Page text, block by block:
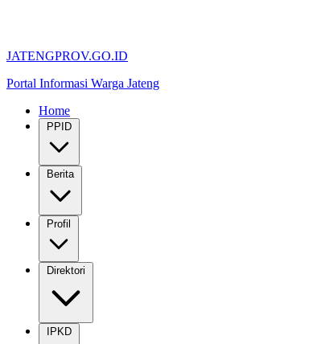
JATENGPROV.GO.ID
Portal Informasi Warga Jateng
Home
PPID
Berita
Profil
Direktori
IPKD